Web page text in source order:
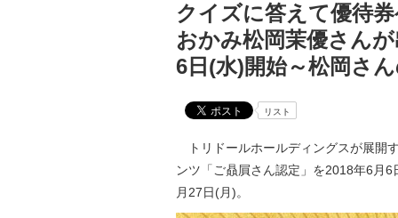
クイズに答えて優待
おかみ松岡茉優さん
6日(水)開始～松岡さ
リスト
トリドールホールディングスが展開
ンツ「ご贔屓さん認定」を2018年6月
月27日(月)。